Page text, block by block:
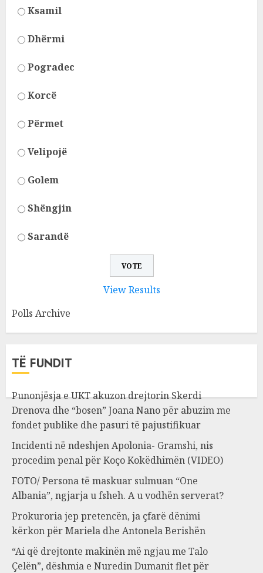
Ksamil
Dhërmi
Pogradec
Korcë
Përmet
Velipojë
Golem
Shëngjin
Sarandë
View Results
Polls Archive
TË FUNDIT
Punonjësja e UKT akuzon drejtorin Skerdi
Drenova dhe “bosen” Joana Nano për abuzim me
fondet publike dhe pasuri të pajustifikuar
Incidenti në ndeshjen Apolonia- Gramshi, nis
procedim penal për Koço Kokëdhimën (VIDEO)
FOTO/ Persona të maskuar sulmuan “One
Albania”, ngjarja u fsheh. A u vodhën serverat?
Prokuroria jep pretencën, ja çfarë dënimi
kërkon për Mariela dhe Antonela Berishën
“Ai që drejtonte makinën më ngjau me Talo
Çelën”, dëshmia e Nuredin Dumanit flet për